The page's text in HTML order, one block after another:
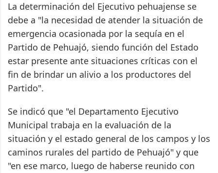
La determinación del Ejecutivo pehuajense se
debe a "la necesidad de atender la situación de
emergencia ocasionada por la sequía en el
Partido de Pehuajó, siendo función del Estado
estar presente ante situaciones críticas con el
fin de brindar un alivio a los productores del
Partido".
Se indicó que "el Departamento Ejecutivo
Municipal trabaja en la evaluación de la
situación y el estado general de los campos y los
caminos rurales del partido de Pehuajó" y que
"en ese marco, luego de haberse reunido con